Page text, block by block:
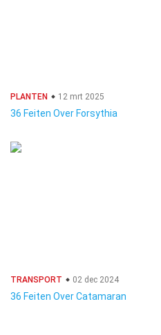
PLANTEN 12 mrt 2025
36 Feiten Over Forsythia
TRANSPORT 02 dec 2024
36 Feiten Over Catamaran